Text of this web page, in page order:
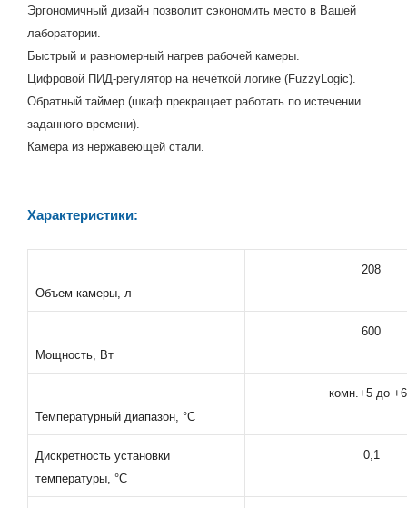
Эргономичный дизайн позволит сэкономить место в Вашей
лаборатории.
Быстрый и равномерный нагрев рабочей камеры.
Цифровой ПИД-регулятор на нечёткой логике (FuzzyLogic).
Обратный таймер (шкаф прекращает работать по истечении
заданного времени).
Камера из нержавеющей стали.
Характеристики:
Объем камеры, л
208
Мощность, Вт
600
Температурный диапазон, °С
комн.+5 до
Дискретность установки
температуры, °С
0,1